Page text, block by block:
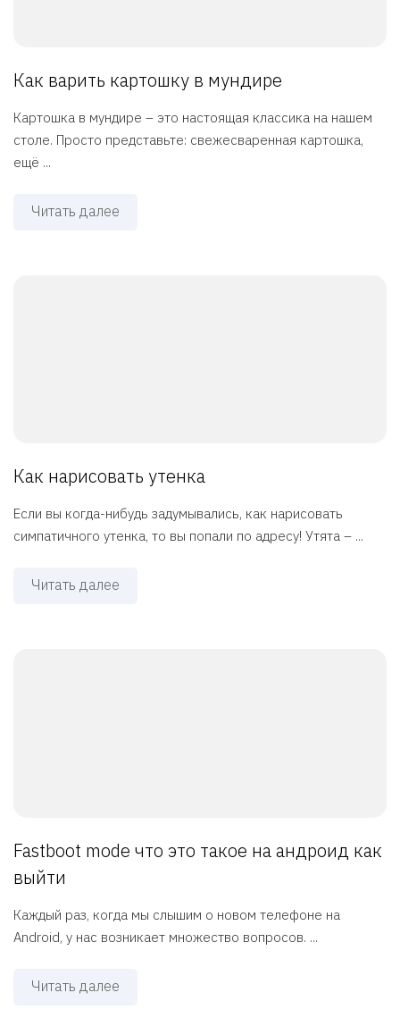
Как варить картошку в мундире
Картошка в мундире – это настоящая классика на нашем
столе. Просто представьте: свежесваренная картошка,
ещё ...
Читать далее
Как нарисовать утенка
Если вы когда-нибудь задумывались, как нарисовать
симпатичного утенка, то вы попали по адресу! Утята – ...
Читать далее
Fastboot mode что это такое на андроид как
выйти
Каждый раз, когда мы слышим о новом телефоне на
Android, у нас возникает множество вопросов. ...
Читать далее